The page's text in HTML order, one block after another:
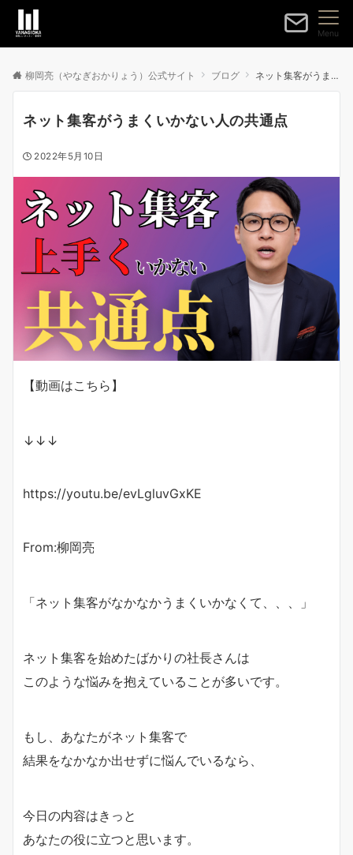
Menu
柳岡亮（やなぎおかりょう）公式サイト ブログ ネット集客がうまくいかない人の共通点
ネット集客がうまくいかない人の共通点
2022年5月10日
【動画はこちら】
↓↓↓
https://youtu.be/evLgluvGxKE
From:柳岡亮
「ネット集客がなかなかうまくいかなくて、、、」
ネット集客を始めたばかりの社長さんは
このような悩みを抱えていることが多いです。
もし、あなたがネット集客で
結果をなかなか出せずに悩んでいるなら、
今日の内容はきっと
あなたの役に立つと思います。